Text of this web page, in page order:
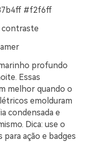
#f2f6ff
contraste
profundo
Essas
melhor quando o
emolduram
condensada e
Dica: use o
para ação e badges